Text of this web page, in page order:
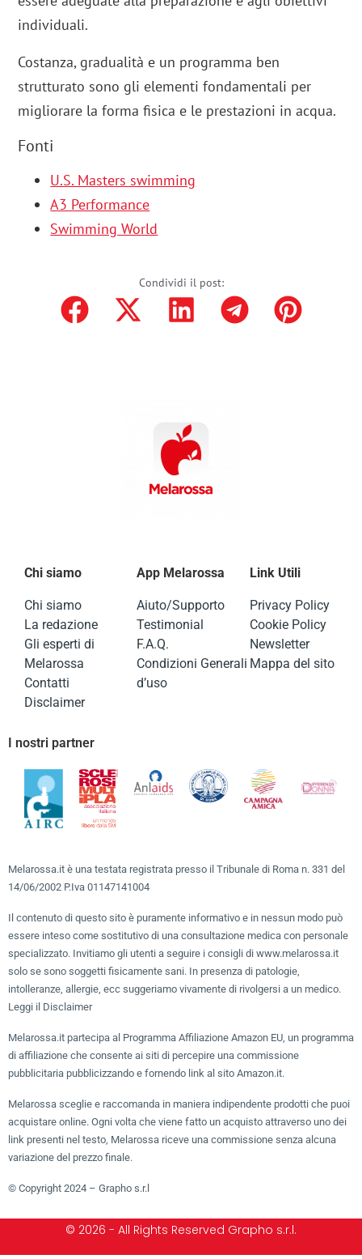
individuali.
Costanza, gradualità e un programma ben
strutturato sono gli elementi fondamentali per
migliorare la forma fisica e le prestazioni in acqua.
Fonti
U.S. Masters swimming
A3 Performance
Swimming World
Condividi il post:
Chi siamo
Chi siamo
La redazione
Gli esperti di
Melarossa
Contatti
Disclaimer
App Melarossa
Aiuto/Supporto
Testimonial
F.A.Q.
Condizioni Generali
d’uso
Link Utili
Privacy Policy
Cookie Policy
Newsletter
Mappa del sito
I nostri partner
Melarossa.it è una testata registrata presso il Tribunale di Roma n. 331 del
14/06/2002 P.Iva 01147141004
Il contenuto di questo sito è puramente informativo e in nessun modo può
essere inteso come sostitutivo di una consultazione medica con personale
specializzato. Invitiamo gli utenti a seguire i consigli di www.melarossa.it
solo se sono soggetti fisicamente sani. In presenza di patologie,
intolleranze, allergie, ecc suggeriamo vivamente di rivolgersi a un medico.
Leggi il Disclaimer
Melarossa.it partecipa al Programma Affiliazione Amazon EU, un programma
di affiliazione che consente ai siti di percepire una commissione
pubblicitaria pubblicizzando e fornendo link al sito Amazon.it.
Melarossa sceglie e raccomanda in maniera indipendente prodotti che puoi
acquistare online. Ogni volta che viene fatto un acquisto attraverso uno dei
link presenti nel testo, Melarossa riceve una commissione senza alcuna
variazione del prezzo finale.
© Copyright 2024 – Grapho s.r.l
© 2026 - All Rights Reserved Grapho s.r.l.